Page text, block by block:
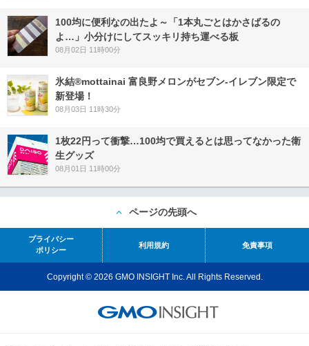
100均に便利なの出たよ～「1本丸ごとはかさばるの
よ…」小分けにしてスッキリ持ち運べる板
08月02日 11時00分
氷結®mottainai 富良野メロンがセブン‐イレブン限定で
新登場！
08月03日 11時30分
1枚22円って衝撃…100均で買えるとは思ってなかった衛
生グッズ
08月01日 11時00分
ページの先頭へ
プライバシー
ポリシー
利用規約 免責事項
Copyright © 2026 GMO INSIGHT Inc. All Rights Reserved.